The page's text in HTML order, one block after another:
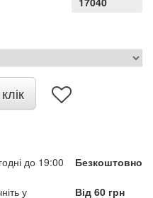
до 19:00 Безкоштовно
у
Від 60 грн